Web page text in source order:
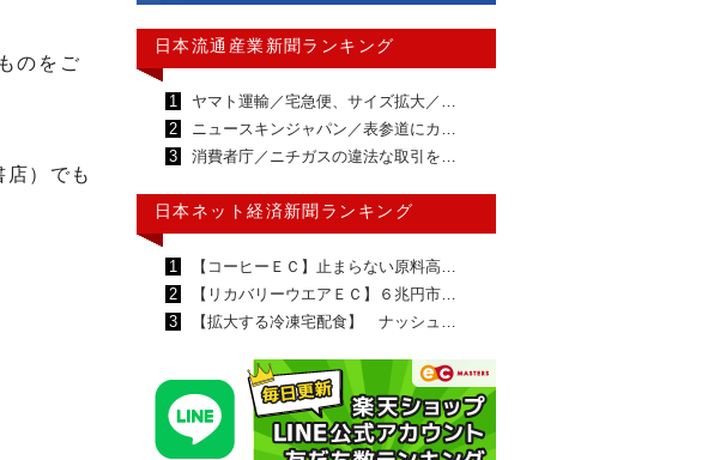
のをご
）でも
日本流通産業新聞ランキング
1
ヤマト運輸／宅急便、サイズ拡大／…
2
ニュースキンジャパン／表参道にカ…
3
消費者庁／ニチガスの違法な取引を…
日本ネット経済新聞ランキング
1
【コーヒーＥＣ】止まらない原料高…
2
【リカバリーウエアＥＣ】６兆円市…
3
【拡大する冷凍宅配食】 ナッシュ…